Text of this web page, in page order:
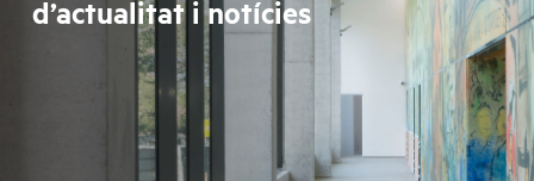
d’actualitat i notícies